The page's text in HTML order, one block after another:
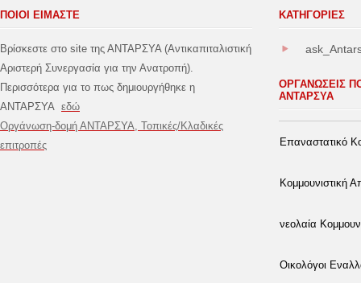
ΠΟΙΟΙ ΕΙΜΑΣΤΕ
Βρίσκεστε στο site της ΑΝΤΑΡΣΥΑ (Αντικαπιταλιστική
Αριστερή Συνεργασία για την Ανατροπή).
Περισσότερα για το πως δημιουργήθηκε η
ΑΝΤΑΡΣΥΑ εδώ
Οργάνωση-δομή ΑΝΤΑΡΣΥΑ, Τοπικές/Κλαδικές
επιτροπές
ΚΑΤΗΓΟΡΊΕΣ
ΟΡΓΑΝΩΣΕΙΣ
ΑΝΤΑΡΣΥΑ
Επαναστατικό
Κομμουνιστική
νεολαία
Οικολόγοι